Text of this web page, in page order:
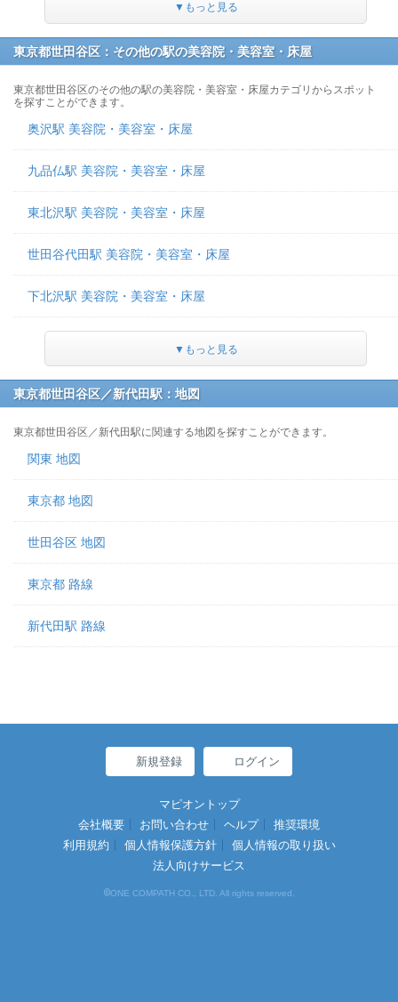
▼もっと見る
東京都世田谷区：その他の駅の美容院・美容室・床屋
東京都世田谷区のその他の駅の美容院・美容室・床屋カテゴリからスポット
を探すことができます。
奥沢駅 美容院・美容室・床屋
九品仏駅 美容院・美容室・床屋
東北沢駅 美容院・美容室・床屋
世田谷代田駅 美容院・美容室・床屋
下北沢駅 美容院・美容室・床屋
▼もっと見る
東京都世田谷区／新代田駅：地図
東京都世田谷区／新代田駅に関連する地図を探すことができます。
関東 地図
東京都 地図
世田谷区 地図
東京都 路線
新代田駅 路線
新規登録 ログイン
マピオントップ
会社概要
お問い合わせ ヘルプ
推奨環境
利用規約
個人情報保護方針
個人情報の取り扱い
法人向けサービス
©ONE COMPATH CO., LTD. All rights reserved.